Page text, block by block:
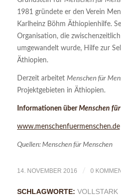
1981 gründete er den Verein
Karlheinz Böhm Äthiopienhilfe.
Organisation, die
umgewandelt wurde, Hilfe zur
Äthiopien.
Derzeit arbeitet Menschen für
Projektgebieten in Äthiopien.
Informationen überMenschen
www.menschenfuermenschen.de
Quellen: Menschen für Menschen
14. NOVEMBER 2016 / 0
SCHLAGWORTE: VOLLSTARK